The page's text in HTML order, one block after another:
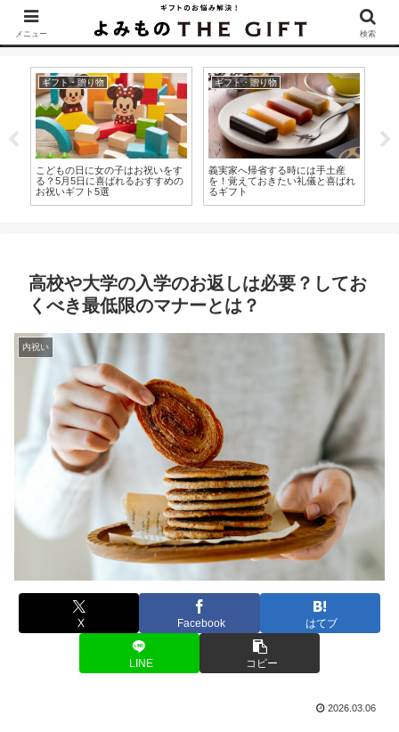
▶︎カタログギフトを探すなら『ソムリエ＠ギフト』をCheck！
ギフト・贈り物
こどもの日に女の子はお祝いをす
る？5月5日に喜ばれるおすすめの
お祝いギフト5選
ギフト・贈り物
義実家へ帰省する時には手土産
を！覚えておきたい礼儀と喜ばれ
るギフト
高校や大学の入学のお返しは必要？してお
くべき最低限のマナーとは？
内祝い
X Facebook はてブ
LINE コピー
2026.03.06
メニュー 検索